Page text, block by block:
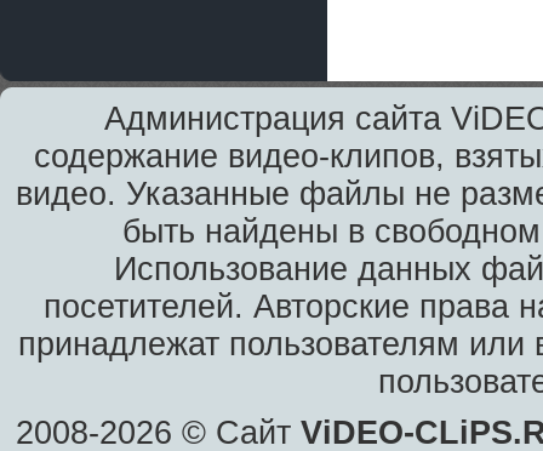
Администрация сайта
содержание видео-клипов,
видео. Указанные файлы не
быть найдены в
Использование данных
посетителей. Авторские права
принадлежат пользователям или
2008-2026 © Сайт ViDEO-